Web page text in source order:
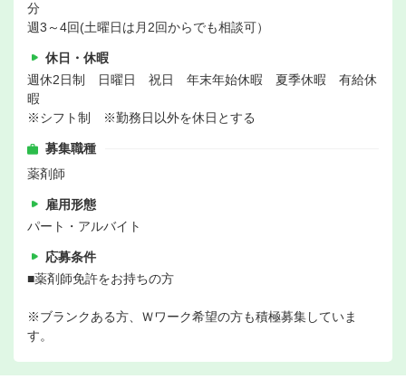
分
週3～4回(土曜日は月2回からでも相談可）
休日・休暇
週休2日制 日曜日 祝日 年末年始休暇 夏季休暇 有給休
暇
※シフト制 ※勤務日以外を休日とする
募集職種
薬剤師
雇用形態
パート・アルバイト
応募条件
■薬剤師免許をお持ちの方
※ブランクある方、Ｗワーク希望の方も積極募集していま
す。